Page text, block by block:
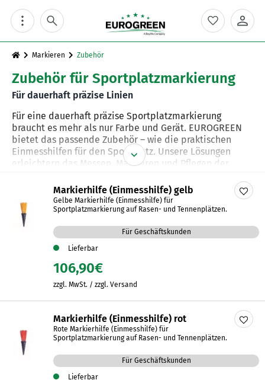
Skip
content
Markieren Zubehör
Zubehör für Sportplatzmarkierung
Für dauerhaft präzise Linien
Für eine dauerhaft präzise Sportplatzmarkierung
braucht es mehr als nur Farbe und Gerät. EUROGREEN
bietet das passende Zubehör – wie die praktischen
Einmesshilfen für den Sportplatz. Unsere Lösungen
erleichtern das Messen, Markieren und Pflegen der
✓ Einfache Handhabung ✓ Hochwertige Materialien ✓
Zuverlässig
Markierhilfe (Einmesshilfe) gelb
Gelbe Markierhilfe (Einmesshilfe) für
Sportplatzmarkierung auf Rasen- und Tennenplätzen.
Für Geschäftskunden
Lieferbar
106,90€
zzgl. MwSt. / zzgl. Versand
Markierhilfe (Einmesshilfe) rot
Rote Markierhilfe (Einmesshilfe) für
Sportplatzmarkierung auf Rasen- und Tennenplätzen.
Für Geschäftskunden
Lieferbar